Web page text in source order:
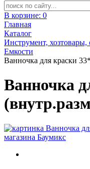
В корзине: 0
Главная
Каталог
Инструмент, хозтовары,
Емкости
Ванночка для краски
Ванночка